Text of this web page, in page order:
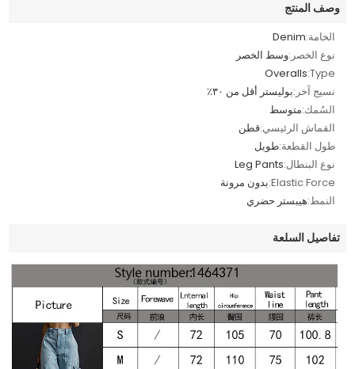
وصف المنتج
الخامة:Denim
نوع الخصر:وسط الخصر
Type:
Overalls
نسيج آخر:بوليستر أقل من ٣٠٪
السُمك:متوسط
القماش الرئيسي:قطن
طول القطعة:طويل
نوع البنطال:Leg Pants
Elastic Force: بدون مرونة
النمط:هيبستر حضري
تفاصيل السلعة